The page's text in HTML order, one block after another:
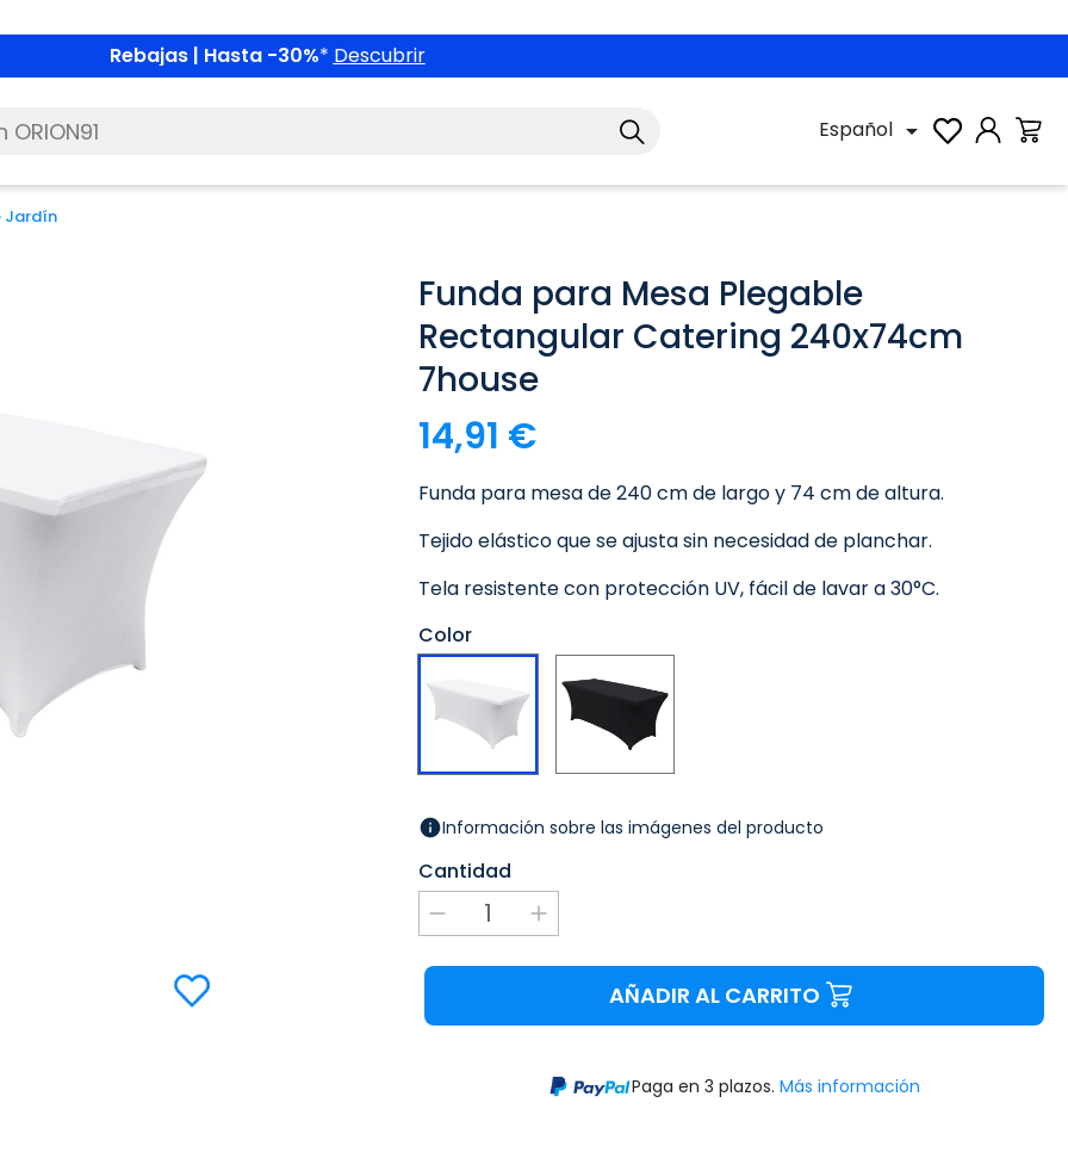
Rebajas | Hasta -30%* Descubrir
Español 
Jardín
Funda para Mesa Plegable
Rectangular Catering 240x74cm
7house
14,91 €
Funda para mesa de 240 cm de largo y 74 cm de altura.
Tejido elástico que se ajusta sin necesidad de planchar.
Tela resistente con protección UV, fácil de lavar a 30°C.
Color
Blanco Negro
Información sobre las imágenes del producto
Cantidad
AÑADIR AL CARRITO
Paga en 3 plazos. Más información